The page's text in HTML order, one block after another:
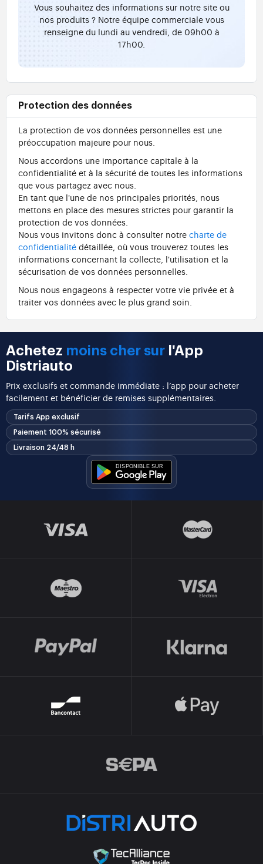
Vous souhaitez des informations sur notre site ou
nos produits ? Notre équipe commerciale vous
renseigne du lundi au vendredi, de 09h00 à
17h00.
Protection des données
La protection de vos données personnelles est une
préoccupation majeure pour nous.
Nous accordons une importance capitale à la
confidentialité et à la sécurité de toutes les informations
que vous partagez avec nous.
En tant que l'une de nos principales priorités, nous
mettons en place des mesures strictes pour garantir la
protection de vos données.
Nous vous invitons donc à consulter notre charte de
confidentialité détaillée, où vous trouverez toutes les
informations concernant la collecte, l'utilisation et la
sécurisation de vos données personnelles.
Nous nous engageons à respecter votre vie privée et à
traiter vos données avec le plus grand soin.
Achetez moins cher sur l'App
Distriauto
Prix exclusifs et commande immédiate : l’app pour acheter
facilement et bénéficier de remises supplémentaires.
Tarifs App exclusif
Paiement 100% sécurisé
Livraison 24/48 h